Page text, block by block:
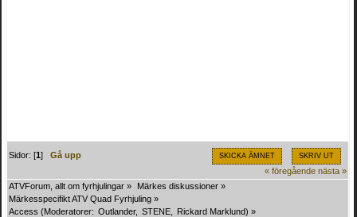
SKICKA ÄMNET SKRIV UT
Sidor: [1]Gå upp
« föregående nästa »
ATVForum, allt om fyrhjulingar » Märkes diskussioner »
Märkesspecifikt ATV Quad Fyrhjuling »
Access (Moderatorer: Outlander, STENE Rickard Marklund) »